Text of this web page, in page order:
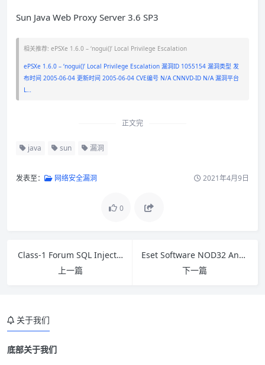
Sun Java Web Proxy Server 3.6 SP3
相关推荐: ePSXe 1.6.0 – ‘nogui()’ Local Privilege Escalation
ePSXe 1.6.0 – ‘nogui()’ Local Privilege Escalation 漏洞ID 1055154 漏洞类型 发
布时间 2005-06-04 更新时间 2005-06-04 CVE编号 N/A CNNVD-ID N/A 漏洞平台
L…
正文完
java sun 漏洞
发表至： 网络安全漏洞 2021年4月9日
0
Class-1 Forum SQL Injection Vulnerability
上一篇
Eset Software NOD32 Antivirus ARJ Archive Handling Remote Buffer Overflow Vulnerability
下一篇
关于我们
底部关于我们